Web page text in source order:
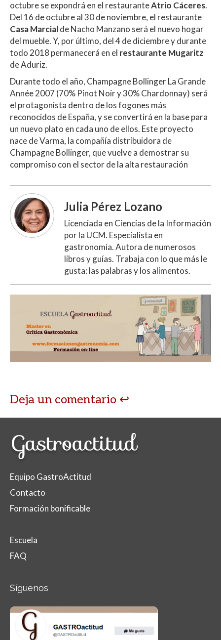
octubre se expondrá en el restauranteAtrio Cáceres.
Del 16 de octubre al 30 de noviembre, el restaurante
Casa Marcialde Nacho Manzano será el nuevo hogar
del mueble. Y, por último, del 4 de diciembre y durante
todo 2018 permanecerá en el restaurante Mugaritz
de Aduriz.
Durante todo el año, Champagne Bollinger La Grande
Année 2007 (70% Pinot Noir y 30% Chardonnay) será
el protagonista dentro de los fogones más
reconocidos de España, y se convertirá en la base para
un nuevo plato en cada uno de ellos. Este proyecto
nace de Varma, la compañía distribuidora de
Champagne Bollinger, que vuelve a demostrar su
compromiso con el sector de la alta restauración
Julia Pérez Lozano
Licenciada en Ciencias de la Información
por la UCM. Especialista en
gastronomía. Autora de numerosos
libros y guías. Trabaja con lo que más le
gusta: las palabras y los alimentos.
Deja un comentario
Equipo GastroActitud
Contacto
Formación bonificable
Escuela
FAQ
Síguenos